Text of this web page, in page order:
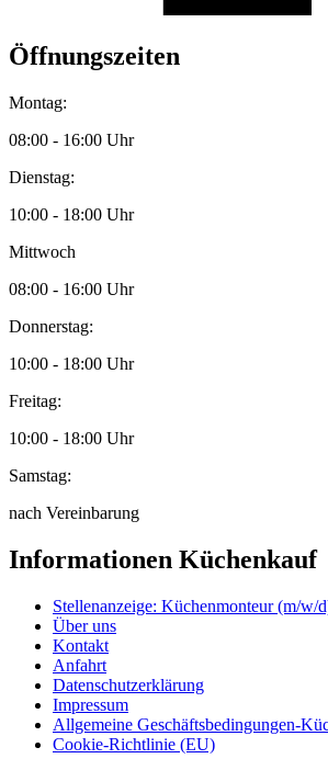
Öffnungszeiten
Montag:
08:00 - 16:00 Uhr
Dienstag:
10:00 - 18:00 Uhr
Mittwoch
08:00 - 16:00 Uhr
Donnerstag:
10:00 - 18:00 Uhr
Freitag:
10:00 - 18:00 Uhr
Samstag:
nach Vereinbarung
Informationen Küchenkauf
Stellenanzeige: Küchenmonteur (m/w/
Über uns
Kontakt
Anfahrt
Datenschutzerklärung
Impressum
Allgemeine Geschäftsbedingungen-
Cookie-Richtlinie (EU)